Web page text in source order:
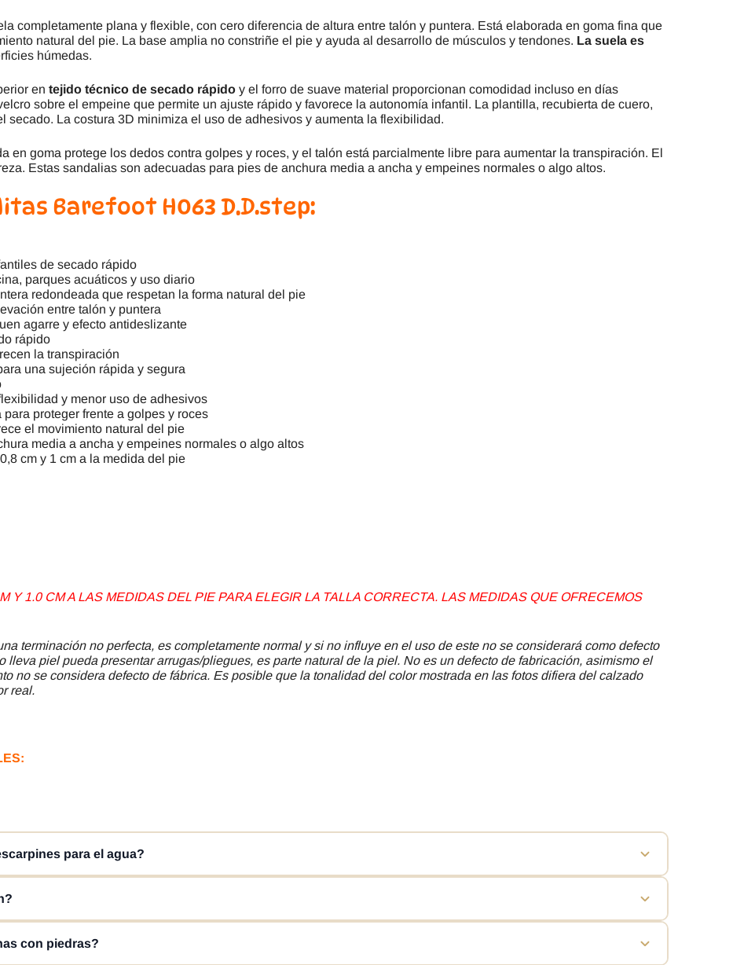
completamente plana y flexible, con cero diferencia de altura entre talón y puntera. Está elaborada en goma fina que
natural del pie. La base amplia no constriñe el pie y ayuda al desarrollo de músculos y tendones. La suela es
húmedas.
en tejido técnico de secado rápido y el forro de suave material proporcionan comodidad incluso en días
sobre el empeine que permite un ajuste rápido y favorece la autonomía infantil. La plantilla, recubierta de cuero,
secado. La costura 3D minimiza el uso de adhesivos y aumenta la flexibilidad.
en goma protege los dedos contra golpes y roces, y el talón está parcialmente libre para aumentar la transpiración. El
Estas sandalias son adecuadas para pies de anchura media a ancha y empeines normales o algo altos.
Barefoot H063 D.D.step:
de secado rápido
parques acuáticos y uso diario
redondeada que respetan la forma natural del pie
entre talón y puntera
agarre y efecto antideslizante
rápido
la transpiración
una sujeción rápida y segura
y menor uso de adhesivos
proteger frente a golpes y roces
el movimiento natural del pie
media a ancha y empeines normales o algo altos
cm y 1 cm a la medida del pie
Y 1.0 CM A LAS MEDIDAS DEL PIE PARA ELEGIR LA TALLA CORRECTA. LAS MEDIDAS QUE OFRECEMOS
terminación no perfecta, es completamente normal y si no influye en el uso de este no se considerará como defecto
lleva piel pueda presentar arrugas/pliegues, es parte natural de la piel. No es un defecto de fabricación, asimismo el
no se considera defecto de fábrica. Es posible que la tonalidad del color mostrada en las fotos difiera del calzado
real.
para el agua?
o sandalia de agua. Gracias a su tejido quick dry de secado rápido y su diseño abierto, el agua drena fácilmente y el
playa, piscina o ríos.
lo que proporciona buen agarre en superficies mojadas como bordes de piscina, duchas o zonas húmedas. Aun así,
precaución en superficies muy deslizantes.
con piedras?